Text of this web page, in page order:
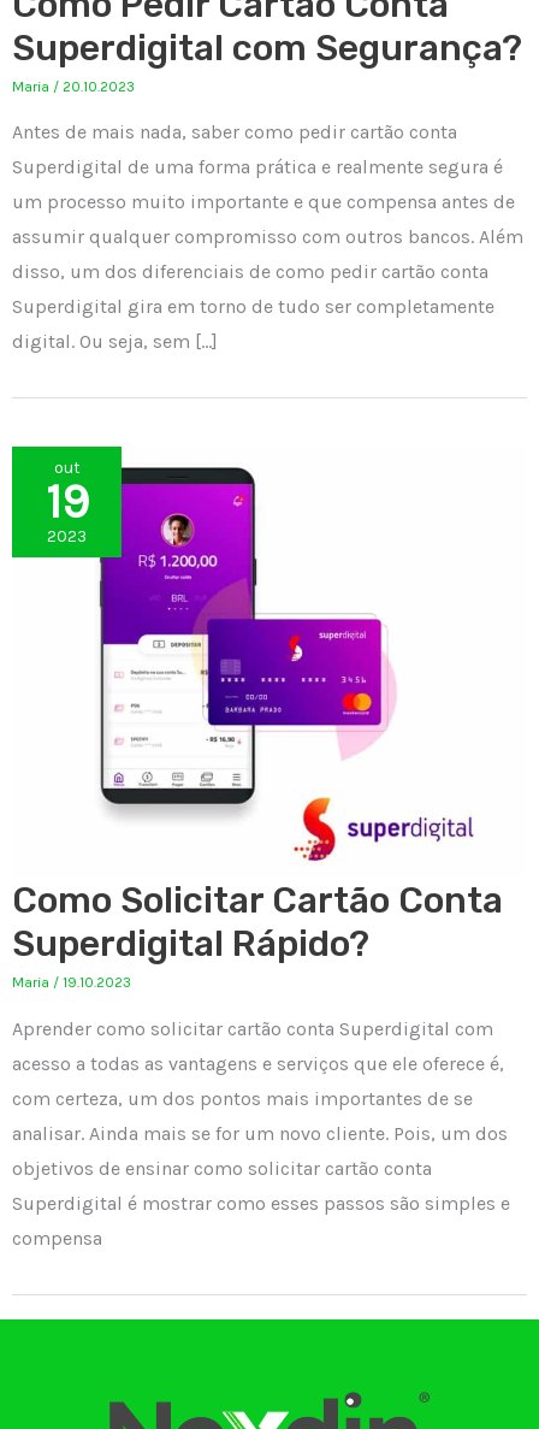
Superdigital com Segurança?
Maria / 20.10.2023
Antes de mais nada, saber como pedir cartão conta
Superdigital de uma forma prática e realmente segura é
um processo muito importante e que compensa antes de
assumir qualquer compromisso com outros bancos. Além
disso, um dos diferenciais de como pedir cartão conta
Superdigital gira em torno de tudo ser completamente
digital. Ou seja, sem […]
out
19
2023
Como Solicitar Cartão Conta
Superdigital Rápido?
Maria / 19.10.2023
Aprender como solicitar cartão conta Superdigital com
acesso a todas as vantagens e serviços que ele oferece é,
com certeza, um dos pontos mais importantes de se
analisar. Ainda mais se for um novo cliente. Pois, um dos
objetivos de ensinar como solicitar cartão conta
Superdigital é mostrar como esses passos são simples e
compensa